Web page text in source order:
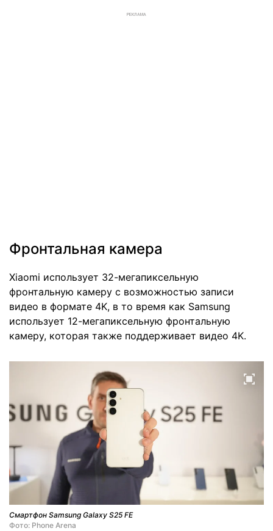
РЕКЛАМА
Фронтальная камера
Xiaomi использует 32-мегапиксельную
фронтальную камеру с возможностью записи
видео в формате 4K, в то время как Samsung
использует 12-мегапиксельную фронтальную
камеру, которая также поддерживает видео 4K.
Смартфон Samsung Galaxy S25 FE
Фото: Phone Arena